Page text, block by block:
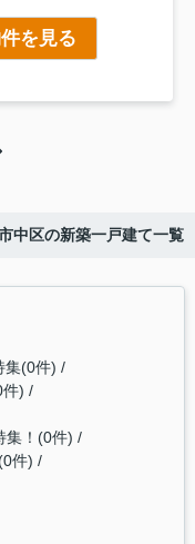
を見る
中区の新築一戸建て一覧
集(0件)
件)
集！(0件)
件)